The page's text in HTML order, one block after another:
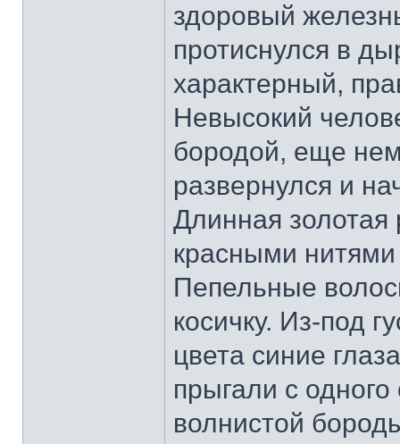
здоровый
протиснулся в
характерный,
Невысокий
бородой, еще
развернулся и
Длинная
красными нитями
Пепельные
косичку. Из-под
цвета синие
прыгали с
волнистой